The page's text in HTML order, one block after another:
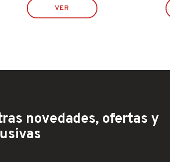
VER
novedades, ofertas y